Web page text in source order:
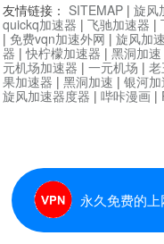
永久免费的
友情链接： SITEMAP | 旋风
quickq加速器 | 飞驰加速器 |
| 免费vqn加速外网 | 旋风加
器 |快柠檬加速器 | 黑洞加速
元机场加速器 | 一元机场 |
果加速器 | 黑洞加速 | 银河
旋风加速器度器 | 哔咔漫画 |